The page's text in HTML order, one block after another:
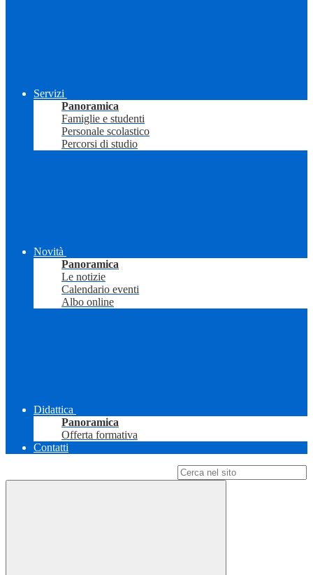
Servizi
Panoramica
Famiglie e studenti
Personale scolastico
Percorsi di studio
Novità
Panoramica
Le notizie
Calendario eventi
Albo online
Didattica
Panoramica
Offerta formativa
Contatti